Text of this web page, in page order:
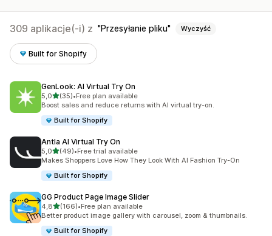
309 aplikacje(-i) z Przesyłanie pliku Wyczyść
Built for Shopify
GenLook: AI Virtual Try On
5,0na 5 gwiazdek
(35)
Łączna liczba recenzji: 35
•Free plan available
Boost sales and reduce returns with AI virtual try-on.
Built for Shopify
Antla AI Virtual Try On
5,0na 5 gwiazdek
(49)
Łączna liczba recenzji: 49
•Free trial available
Makes Shoppers Love How They Look With AI Fashion Try-On
Built for Shopify
GG Product Page Image Slider
4,8na 5 gwiazdek
(166)
Łączna liczba recenzji: 166
•Free plan available
Better product image gallery with carousel, zoom & thumbnails.
Built for Shopify